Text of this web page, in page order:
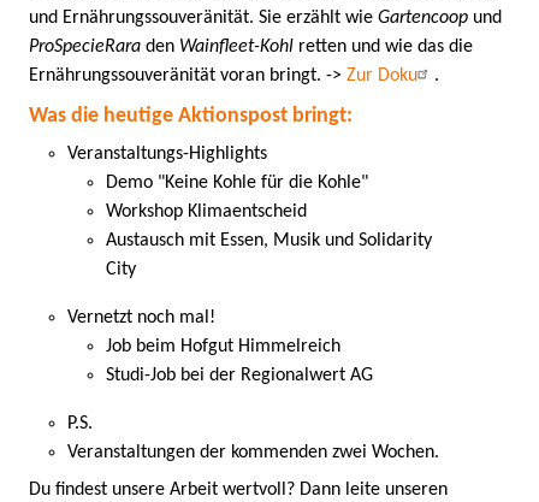
und Ernährungssouveränität. Sie erzählt wie Gartencoop und
ProSpecieRara den Wainfleet-Kohl retten und wie das die
Ernährungssouveränität voran bringt. -> Zur Doku .
Was die heutige Aktionspost bringt:
Veranstaltungs-Highlights
Demo "Keine Kohle für die Kohle"
Workshop Klimaentscheid
Austausch mit Essen, Musik und Solidarity
City
Vernetzt noch mal!
Job beim Hofgut Himmelreich
Studi-Job bei der Regionalwert AG
P.S.
Veranstaltungen der kommenden zwei Wochen.
Du findest unsere Arbeit wertvoll? Dann leite unseren